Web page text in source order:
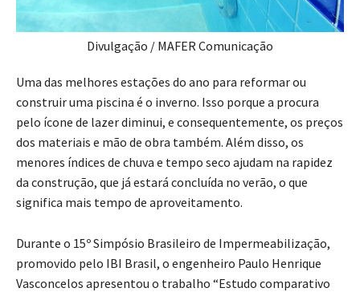
Divulgação / MAFER Comunicação
Uma das melhores estações do ano para reformar ou
construir uma piscina é o inverno. Isso porque a procura
pelo ícone de lazer diminui, e consequentemente, os preços
dos materiais e mão de obra também. Além disso, os
menores índices de chuva e tempo seco ajudam na rapidez
da construção, que já estará concluída no verão, o que
significa mais tempo de aproveitamento.
Durante o 15º Simpósio Brasileiro de Impermeabilização,
promovido pelo IBI Brasil, o engenheiro Paulo Henrique
Vasconcelos apresentou o trabalho “Estudo comparativo